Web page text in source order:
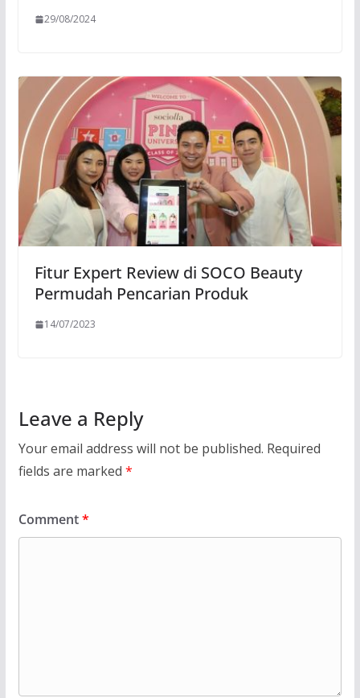
29/08/2024
Fitur Expert Review di SOCO Beauty
Permudah Pencarian Produk
14/07/2023
Leave a Reply
Your email address will not be published. Required
fields are marked *
Comment*